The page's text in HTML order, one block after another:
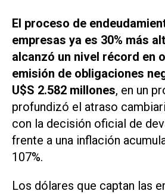
El proceso de
empresas ya es 30% más
alcanzó un nivel récord en
emisión de obligaciones
U$S 2.582 millones, en un
profundizó el atraso
con la decisión oficial de
frente a una inflación
107%.
Los dólares que captan las